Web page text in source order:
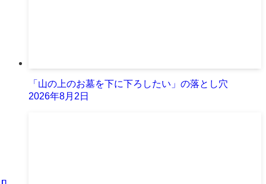
「山の上のお墓を下に下ろしたい」の落とし穴
2026年8月2日